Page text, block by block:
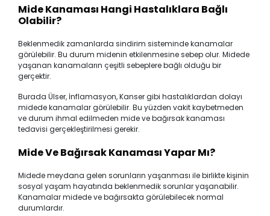
Mide Kanaması Hangi Hastalıklara Bağlı
Olabilir?
Beklenmedik zamanlarda sindirim sisteminde kanamalar
görülebilir. Bu durum midenin etkilenmesine sebep olur. Midede
yaşanan kanamaların çeşitli sebeplere bağlı olduğu bir
gerçektir.
Burada Ülser, İnflamasyon, Kanser gibi hastalıklardan dolayı
midede kanamalar görülebilir. Bu yüzden vakit kaybetmeden
ve durum ihmal edilmeden mide ve bağırsak kanaması
tedavisi gerçekleştirilmesi gerekir.
Mide Ve Bağırsak Kanaması Yapar Mı?
Midede meydana gelen sorunların yaşanması ile birlikte kişinin
sosyal yaşam hayatında beklenmedik sorunlar yaşanabilir.
Kanamalar midede ve bağırsakta görülebilecek normal
durumlardır.